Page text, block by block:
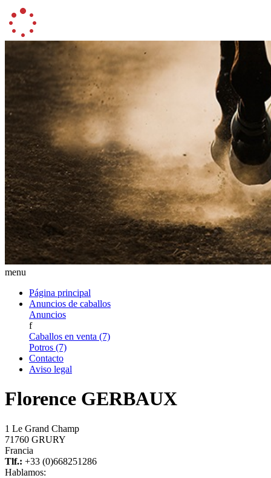
menu
Página principal
Anuncios de caballos
Anuncios
f
Caballos en venta (7)
Potros (7)
Contacto
Aviso legal
Florence GERBAUX
1 Le Grand Champ
71760 GRURY
Francia
Tlf.: +33 (0)668251286
Hablamos: